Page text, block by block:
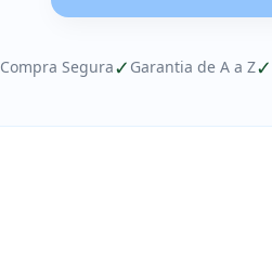
Compra Segura✓ Garantia de A a Z✓